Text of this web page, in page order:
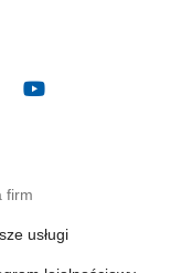
firm
usługi